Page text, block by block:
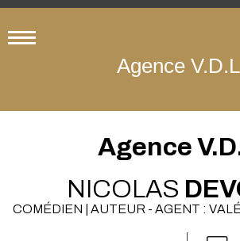
Agence V.D.L
Agence
NICOLAS
COMÉDIEN | AUTEUR - AGENT :